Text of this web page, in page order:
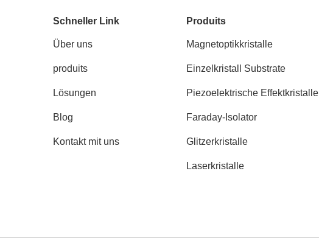
Schneller Link
Über uns
produits
Lösungen
Blog
Kontakt mit uns
Produits
Magnetoptikkristalle
Einzelkristall Substrate
Piezoelektrische Effektkristalle
Faraday-Isolator
Glitzerkristalle
Laserkristalle